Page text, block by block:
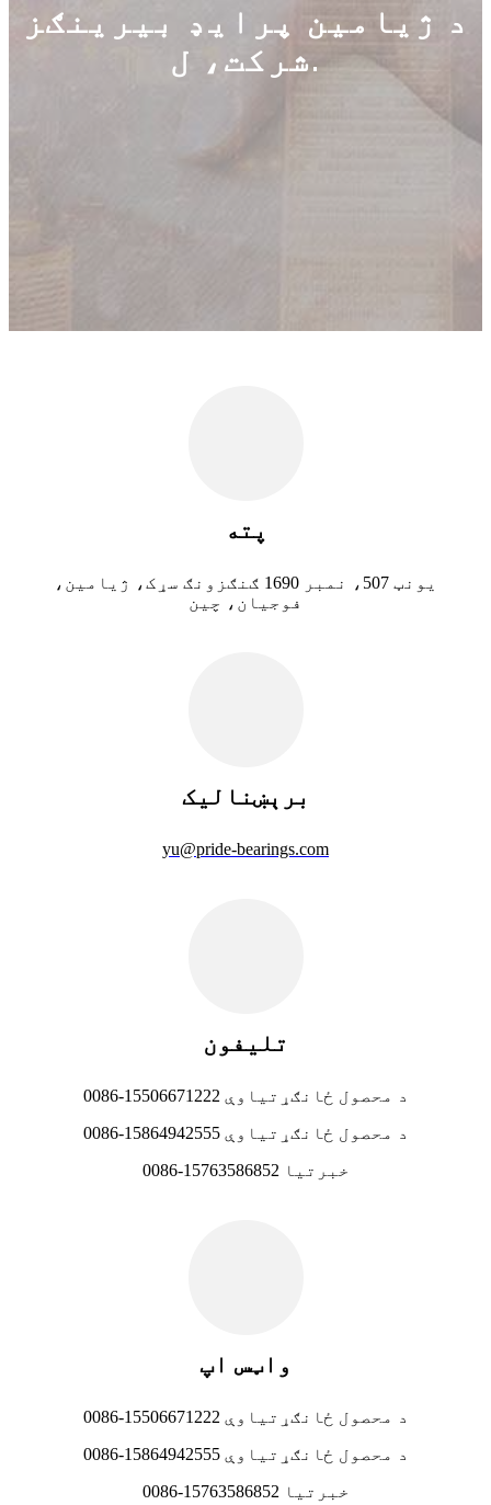
د ژیامین پرایډ بیرینګز
شرکت، ل.
پته
یونټ 507، نمبر 1690 ګنګزونګ سړک، ژیامین،
فوجیان، چین
برېښنالیک
yu@pride-bearings.com
تلیفون
0086-15506671222 د محصول ځانګړتیاوې
0086-15864942555 د محصول ځانګړتیاوې
0086-15763586852 خبرتیا
واټس اپ
0086-15506671222 د محصول ځانګړتیاوې
0086-15864942555 د محصول ځانګړتیاوې
0086-15763586852 خبرتیا